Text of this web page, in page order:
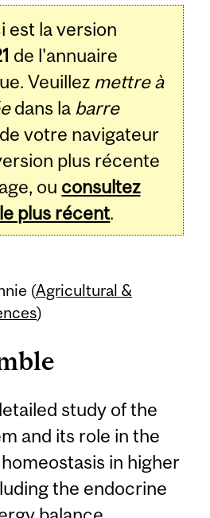
est la version
de l'annuaire
Veuillez mettre à
dans la barre
votre navigateur
plus récente
ou consultez
plus récent.
(Agricultural &
)
study of the
and its role in the
in higher
the endocrine